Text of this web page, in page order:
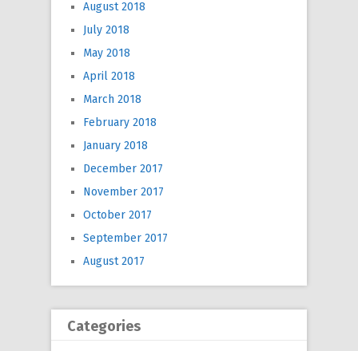
August 2018
July 2018
May 2018
April 2018
March 2018
February 2018
January 2018
December 2017
November 2017
October 2017
September 2017
August 2017
Categories